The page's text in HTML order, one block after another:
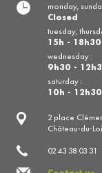
2 place
Château-du-
02 43 38 03 31
monday,
Closed
tuesday,
15h - 18h30
wednesday :
9h30 -
saturday :
10h -